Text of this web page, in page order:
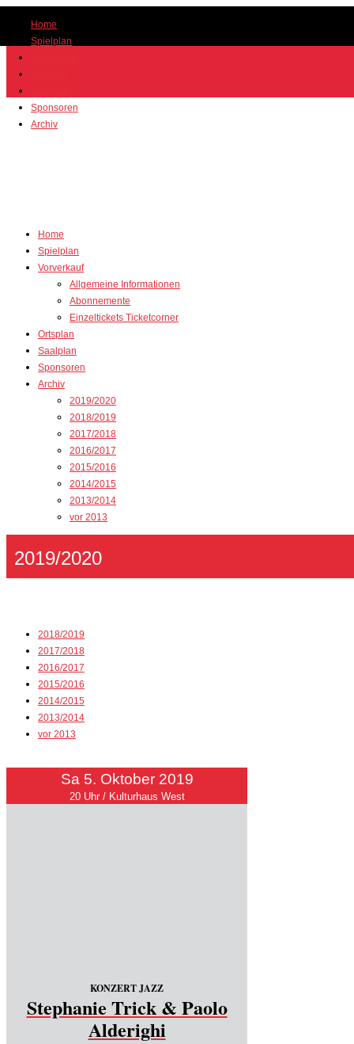
Home
Spielplan
Sponsoren
Archiv
Home
Spielplan
Vorverkauf
Allgemeine Informationen
Abonnemente
Einzeltickets Ticketcorner
Ortsplan
Saalplan
Sponsoren
Archiv
2019/2020
2018/2019
2017/2018
2016/2017
2015/2016
2014/2015
2013/2014
vor 2013
2019/2020
2018/2019
2017/2018
2016/2017
2015/2016
2014/2015
2013/2014
vor 2013
Sa 5. Oktober 2019
20 Uhr / Kulturhaus West
KONZERT JAZZ
Stephanie Trick & Paolo
Alderighi